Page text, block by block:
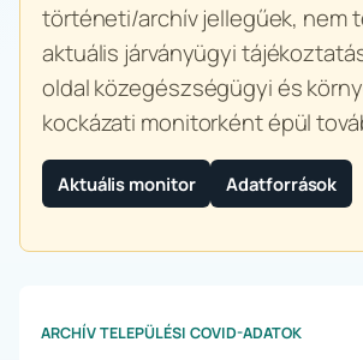
történeti/archív jellegűek, nem
aktuális járványügyi
oldal közegészségügyi és
kockázati monitorként épül
Aktuális monitor Adatforrások
ARCHÍV TELEPÜLÉSI COVID-ADATOK